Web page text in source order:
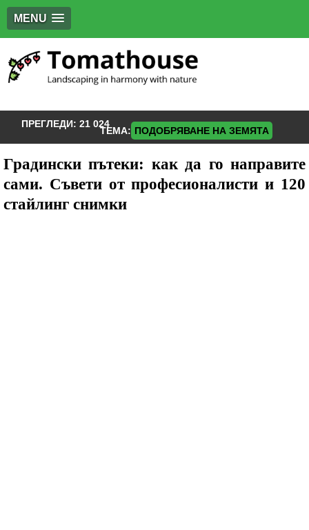
MENU
ПРЕГЛЕДИ: 21 024
ТЕМА: ПОДОБРЯВАНЕ НА ЗЕМЯТА
Градински пътеки: как да го направите
сами. Съвети от професионалисти и 120
стайлинг снимки